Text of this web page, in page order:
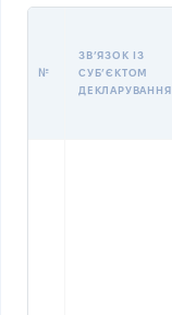
№
ЗВʼЯЗОК ІЗ
СУБʼЄКТОМ
ДЕКЛАРУВАННЯ